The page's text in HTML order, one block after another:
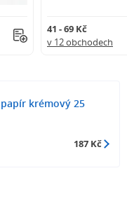
41 - 69 Kč
v 12 obchodech
krémový 25
187 Kč